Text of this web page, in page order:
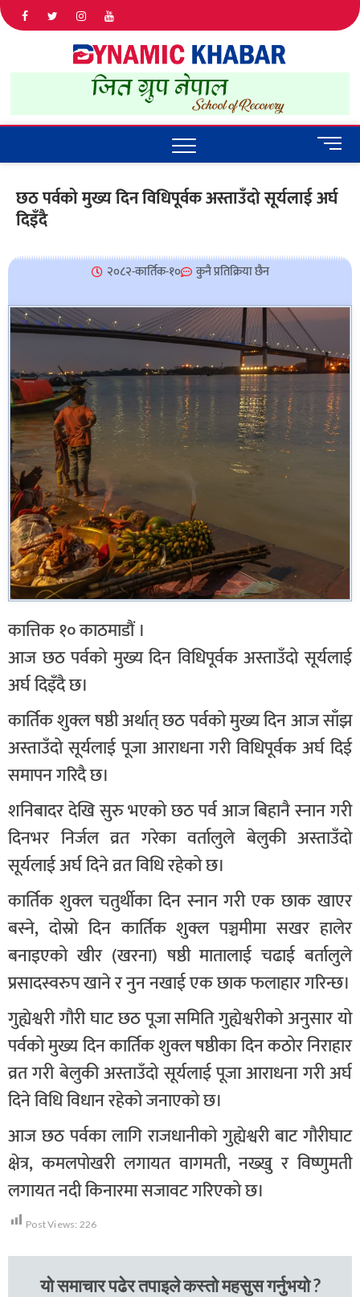
IN NEPAL
M
e
u
n
छठ पर्वको मुख्य दिन विधिपूर्वक अस्ताउँदो सूर्यलाई अर्घ
दिइँदै
२०८२-कार्तिक-१० कुनै प्रतिक्रिया छैन
कात्तिक १० काठमाडौं ।
आज छठ पर्वको मुख्य दिन विधिपूर्वक अस्ताउँदो सूर्यलाई
अर्घ दिइँदै छ।
कार्तिक शुक्ल षष्ठी अर्थात् छठ पर्वको मुख्य दिन आज साँझ
अस्ताउँदो सूर्यलाई पूजा आराधना गरी विधिपूर्वक अर्घ दिई
समापन गरिदै छ।
शनिबादर देखि सुरु भएको छठ पर्व आज बिहानै स्नान गरी
दिनभर निर्जल व्रत गरेका वर्तालुले बेलुकी अस्ताउँदो
सूर्यलाई अर्घ दिने व्रत विधि रहेको छ।
कार्तिक शुक्ल चतुर्थीका दिन स्नान गरी एक छाक खाएर
बस्ने, दोस्रो दिन कार्तिक शुक्ल पञ्चमीमा सखर हालेर
बनाइएको खीर (खरना) षष्ठी मातालाई चढाई बर्तालुले
प्रसादस्वरुप खाने र नुन नखाई एक छाक फलाहार गरिन्छ।
गुह्येश्वरी गौरी घाट छठ पूजा समिति गुह्येश्वरीको अनुसार यो
पर्वको मुख्य दिन कार्तिक शुक्ल षष्ठीका दिन कठोर निराहार
व्रत गरी बेलुकी अस्ताउँदो सूर्यलाई पूजा आराधना गरी अर्घ
दिने विधि विधान रहेको जनाएको छ।
आज छठ पर्वका लागि राजधानीको गुह्येश्वरी बाट गौरीघाट
क्षेत्र, कमलपोखरी लगायत वागमती, नख्खु र विष्णुमती
लगायत नदी किनारमा सजावट गरिएको छ।
Post Views: 226
यो समाचार पढेर तपाइले कस्तो महसुस गर्नुभयो ?